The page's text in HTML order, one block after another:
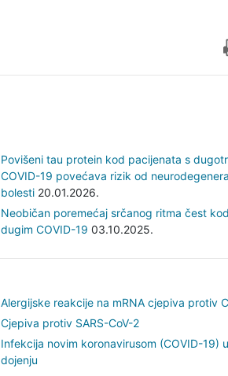
Povišeni tau protein kod pacijenata s
COVID-19 povećava rizik od
bolesti 20.01.2026.
Neobičan poremećaj srčanog ritma čest
dugim COVID-19 03.10.2025.
Alergijske reakcije na mRNA cjepiva protiv
Cjepiva protiv SARS-CoV-2
Infekcija novim koronavirusom (COVID-19)
dojenju